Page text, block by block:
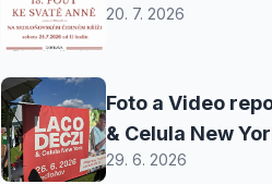
20. 7. 2026
Foto a Video
& Celula New
29. 6. 2026